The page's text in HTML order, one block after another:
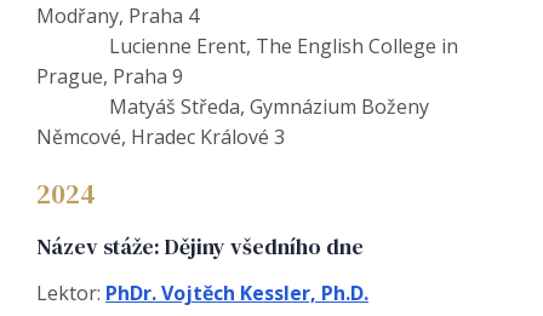
Modřany, Praha 4
Lucienne Erent, The English College in
Prague, Praha 9
Matyáš Středa, Gymnázium Boženy
Němcové, Hradec Králové 3
2024
Název stáže: Dějiny všedního dne
Lektor: PhDr. Vojtěch Kessler, Ph.D.